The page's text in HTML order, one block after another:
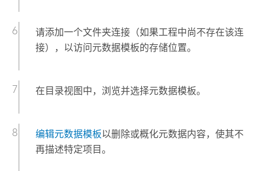
请添加一个文件夹连接（如果工程中尚不存在该连
接），以访问元数据模板的存储位置。
在目录视图中，浏览并选择元数据模板。
编辑元数据模板以删除或概化元数据内容，使其不
再描述特定项目。